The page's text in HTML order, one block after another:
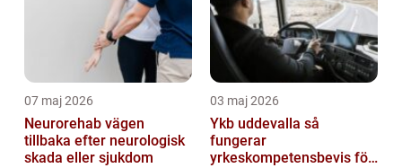
07 maj 2026
Neurorehab vägen
tillbaka efter neurologisk
skada eller sjukdom
03 maj 2026
Ykb uddevalla så
fungerar
yrkeskompetensbevis för